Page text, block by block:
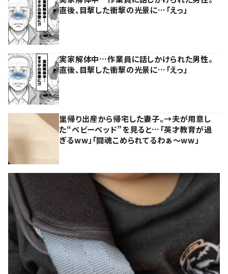
直後、目撃した衝撃の光景に…「えっ」
実家解体中…作業員に話しかけられた男性。
直後、目撃した衝撃の光景に…「えっ」
里帰り出産から帰宅した妻子。→夫が用意し
た“ベビーベッド”を見ると…「英才教育が過
ぎるww」「闘魂こめられてるわぁ～ww」